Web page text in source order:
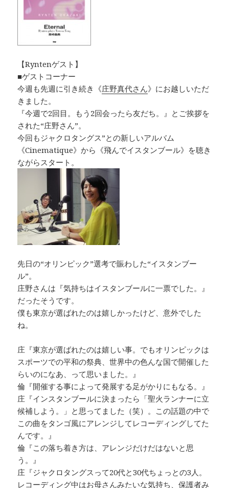
【Ryntenゲスト】
■ゲストコーナー
今週も先週に引き続き《庄野真代さん》にお越しいただ
きました。
『今週で2回目。もう2回会ったら友だち。』とご挨拶を
された“庄野さん”。
今回もジャクロタングス”との新しいアルバム
《Cinematique》から《飛んでイスタンブール》を聴き
ながらスタート。
先日の“オリンピック”選考で賑わした“イスタンブー
ル”。
庄野さんは『気持ちはイスタンブールに一票でした。』
だったそうです。
僕も東京が選ばれたのは嬉しかったけど、意外でした
ね。
庄『東京が選ばれたのは嬉しい事。でもオリンピックは
スポーツでの平和の祭典、世界中の色んな国で開催した
らいのになあ、って思いました。』
倫『開催する事によって発展する足がかりにもなる。』
庄『インスタンブールに決まったら「聖火ランナーに立
候補しよう。」と思ってました（笑）。この話題の中で
この曲をタンゴ風にアレンジしてレコーディングしてた
んです。』
倫『この落ち着き方は、アレンジだけだはないと思
う。』
庄『ジャクロタングスって20代と30代ちょっとの3人。
レコーディング中はお母さんみたいな気持ち、保護者み